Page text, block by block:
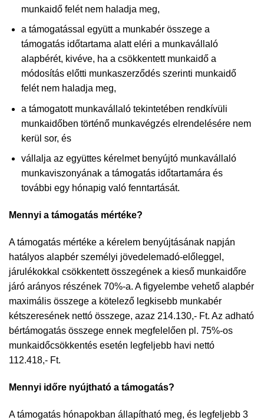
munkaidő felét nem haladja meg,
a támogatással együtt a munkabér összege a
támogatás időtartama alatt eléri a munkavállaló
alapbérét, kivéve, ha a csökkentett munkaidő a
módosítás előtti munkaszerződés szerinti munkaidő
felét nem haladja meg,
a támogatott munkavállaló tekintetében rendkívüli
munkaidőben történő munkavégzés elrendelésére nem
kerül sor, és
vállalja az együttes kérelmet benyújtó munkavállaló
munkaviszonyának a támogatás időtartamára és
további egy hónapig való fenntartását.
Mennyi a támogatás mértéke?
A támogatás mértéke a kérelem benyújtásának napján
hatályos alapbér személyi jövedelemadó-előleggel,
járulékokkal csökkentett összegének a kieső munkaidőre
járó arányos részének 70%-a. A figyelembe vehető alapbér
maximális összege a kötelező legkisebb munkabér
kétszeresének nettó összege, azaz 214.130,- Ft. Az adható
bértámogatás összege ennek megfelelően pl. 75%-os
munkaidőcsökkentés esetén legfeljebb havi nettó
112.418,- Ft.
Mennyi időre nyújtható a támogatás?
A támogatás hónapokban állapítható meg, és legfeljebb 3